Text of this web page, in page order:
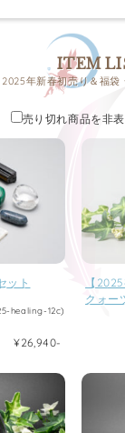
ITEM
2025年新春初売り＆福袋
売り切れ商品を非
ット
healing-12c)
¥26,940-
【
クォー